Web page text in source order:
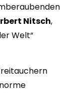
Nitsch,
Welt“